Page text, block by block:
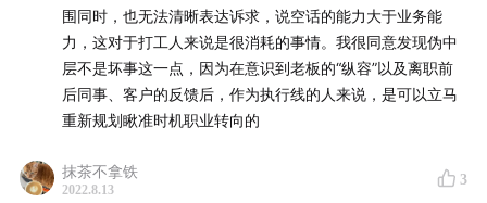
围同时，也无法清晰表达诉求，说空话的能力大于业务能
力，这对于打工人来说是很消耗的事情。我很同意发现伪中
层不是坏事这一点，因为在意识到老板的“纵容”以及离职前
后同事、客户的反馈后，作为执行线的人来说，是可以立马
重新规划瞅准时机职业转向的
抹茶不拿铁
2022.8.13
3